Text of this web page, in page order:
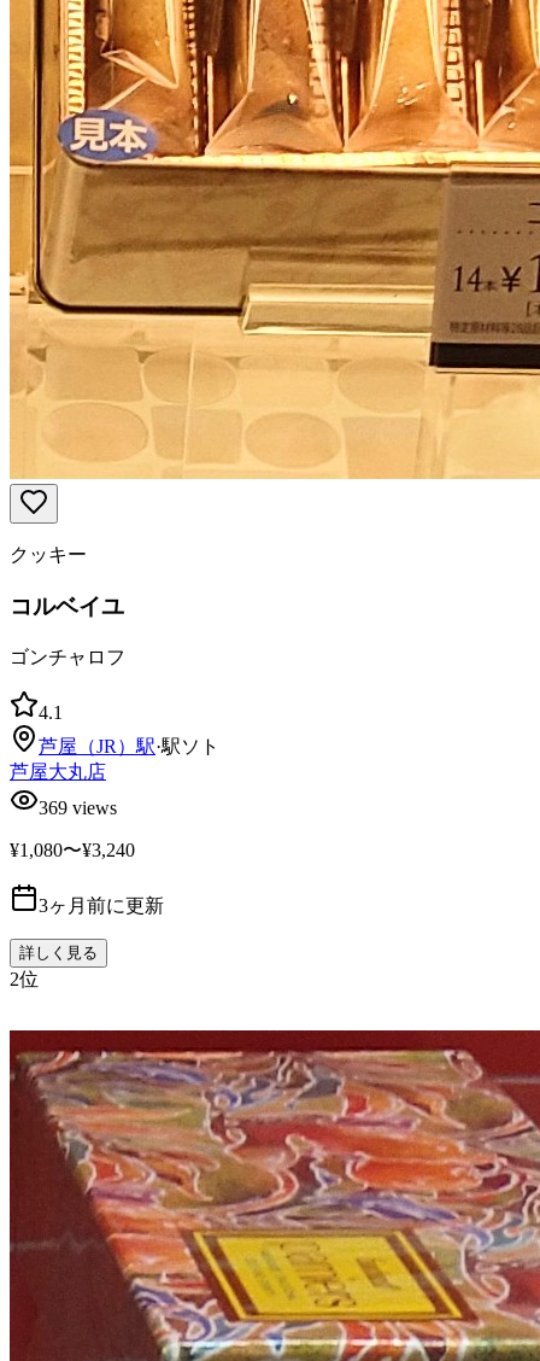
クッキー
コルベイユ
ゴンチャロフ
4.1
芦屋（JR） 駅·駅ソト
芦屋大丸店
369 views
¥1,080〜¥3,240
3ヶ月前に更新
詳しく見る
2位